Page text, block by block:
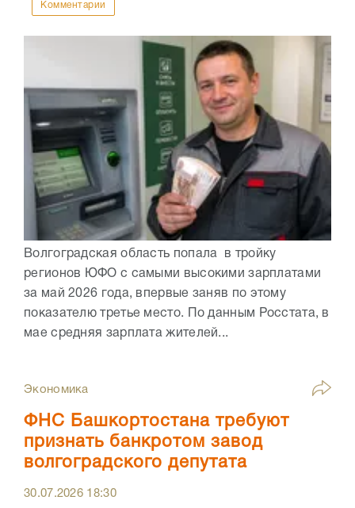
Комментарии
Волгоградская область попала в тройку
регионов ЮФО с самыми высокими зарплатами
за май 2026 года, впервые заняв по этому
показателю третье место. По данным Росстата, в
мае средняя зарплата жителей...
Экономика
ФНС Башкортостана требуют
признать банкротом завод
волгоградского депутата
30.07.2026 18:30